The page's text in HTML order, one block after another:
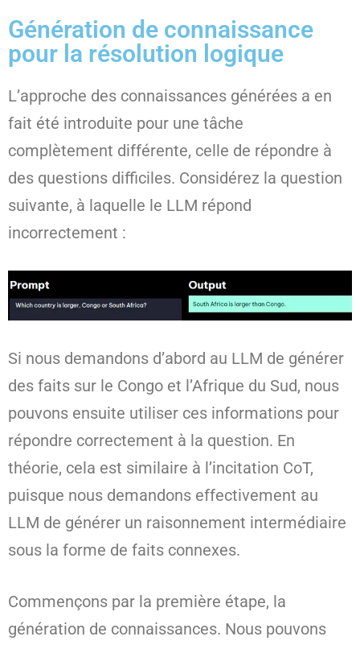
Génération de connaissance
pour la résolution logique
L’approche des connaissances générées a en
fait été introduite pour une tâche
complètement différente, celle de répondre à
des questions difficiles. Considérez la question
suivante, à laquelle le LLM répond
incorrectement :
Si nous demandons d’abord au LLM de générer
des faits sur le Congo et l’Afrique du Sud, nous
pouvons ensuite utiliser ces informations pour
répondre correctement à la question. En
théorie, cela est similaire à l’incitation CoT,
puisque nous demandons effectivement au
LLM de générer un raisonnement intermédiaire
sous la forme de faits connexes.
Commençons par la première étape, la
génération de connaissances. Nous pouvons